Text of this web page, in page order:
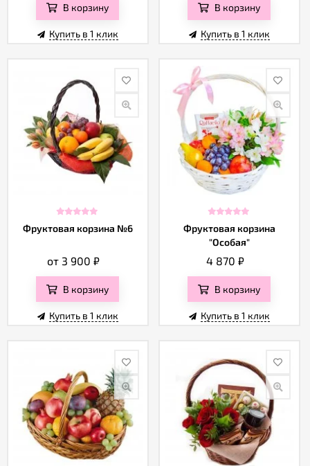
В корзину
Купить в 1 клик
В корзину
Купить в 1 клик
Фруктовая корзина №6
от 3 900₽
В корзину
Купить в 1 клик
Фруктовая корзина
"Особая"
4 870 ₽
В корзину
Купить в 1 клик